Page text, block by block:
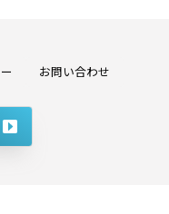
お問い合わせ